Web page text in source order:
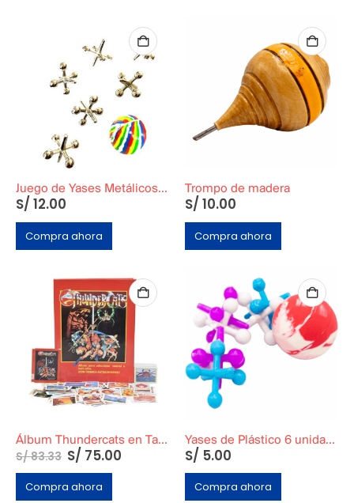
Juego de Yases Metálicos Plateados 6 Unidades + Pelota de Goma (En Bolsita Lista para Regalar)
S/ 12.00
Compra ahora
Trompo de madera
S/ 10.00
Compra ahora
Álbum Thundercats en Tapa Dura
S/83.33 S/ 75.00
Compra ahora
Yases de Plástico 6 unidades + Pelota de goma
S/ 5.00
Compra ahora